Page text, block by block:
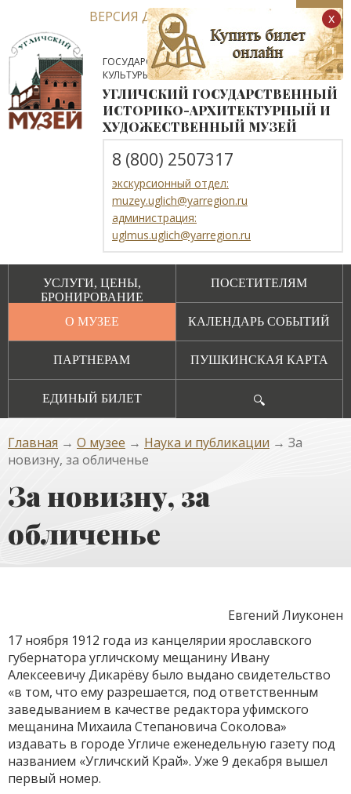
ВЕРСИЯ ДЛЯ СЛАБОВИДЯЩИХ
ГОСУДАРСТВЕННОЕ АВТОНОМНОЕ УЧРЕЖДЕНИЕ
КУЛЬТУРЫ ЯРОСЛАВСКОЙ ОБЛАСТИ
УГЛИЧСКИЙ ГОСУДАРСТВЕННЫЙ
ИСТОРИКО-АРХИТЕКТУРНЫЙ И
ХУДОЖЕСТВЕННЫЙ МУЗЕЙ
8 (800) 2507317
экскурсионный отдел:
muzey.uglich@yarregion.ru
администрация:
uglmus.uglich@yarregion.ru
УСЛУГИ, ЦЕНЫ,
БРОНИРОВАНИЕ
ПОСЕТИТЕЛЯМ
О МУЗЕЕ КАЛЕНДАРЬ СОБЫТИЙ
ПАРТНЕРАМ ПУШКИНСКАЯ КАРТА
ЕДИНЫЙ БИЛЕТ 🔍
Главная → О музее → Наука и публикации → За
новизну, за обличенье
За новизну, за
обличенье
Евгений Лиуконен
17 ноября 1912 года из канцелярии ярославского
губернатора угличскому мещанину Ивану
Алексеевичу Дикарёву было выдано свидетельство
«в том, что ему разрешается, под ответственным
заведыванием в качестве редактора уфимского
мещанина Михаила Степановича Соколова»
издавать в городе Угличе еженедельную газету под
названием «Угличский Край». Уже 9 декабря вышел
первый номер.
x